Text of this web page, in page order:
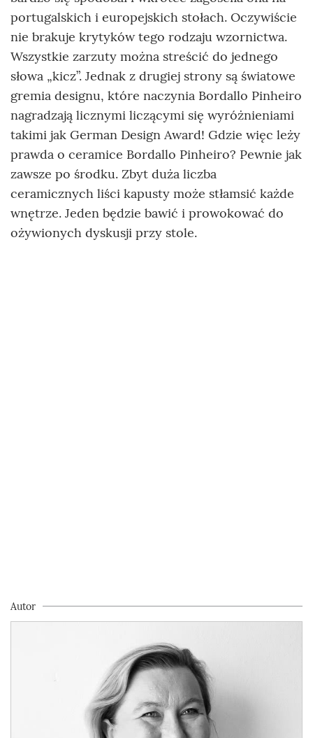
portugalskich i europejskich stołach. Oczywiście
nie brakuje krytyków tego rodzaju wzornictwa.
Wszystkie zarzuty można streścić do jednego
słowa „kicz”. Jednak z drugiej strony są światowe
gremia designu, które naczynia Bordallo Pinheiro
nagradzają licznymi liczącymi się wyróżnieniami
takimi jak German Design Award! Gdzie więc leży
prawda o ceramice Bordallo Pinheiro? Pewnie jak
zawsze po środku. Zbyt duża liczba
ceramicznych liści kapusty może stłamsić każde
wnętrze. Jeden będzie bawić i prowokować do
ożywionych dyskusji przy stole.
Autor